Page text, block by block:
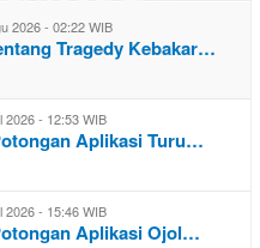
2026 - 02:22 WIB
Tragedy Kebakar…
2026 - 12:53 WIB
Aplikasi Turu…
2026 - 15:46 WIB
Aplikasi Ojol…